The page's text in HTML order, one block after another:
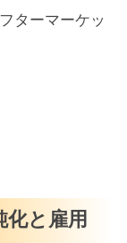
ターマーケッ
と雇用